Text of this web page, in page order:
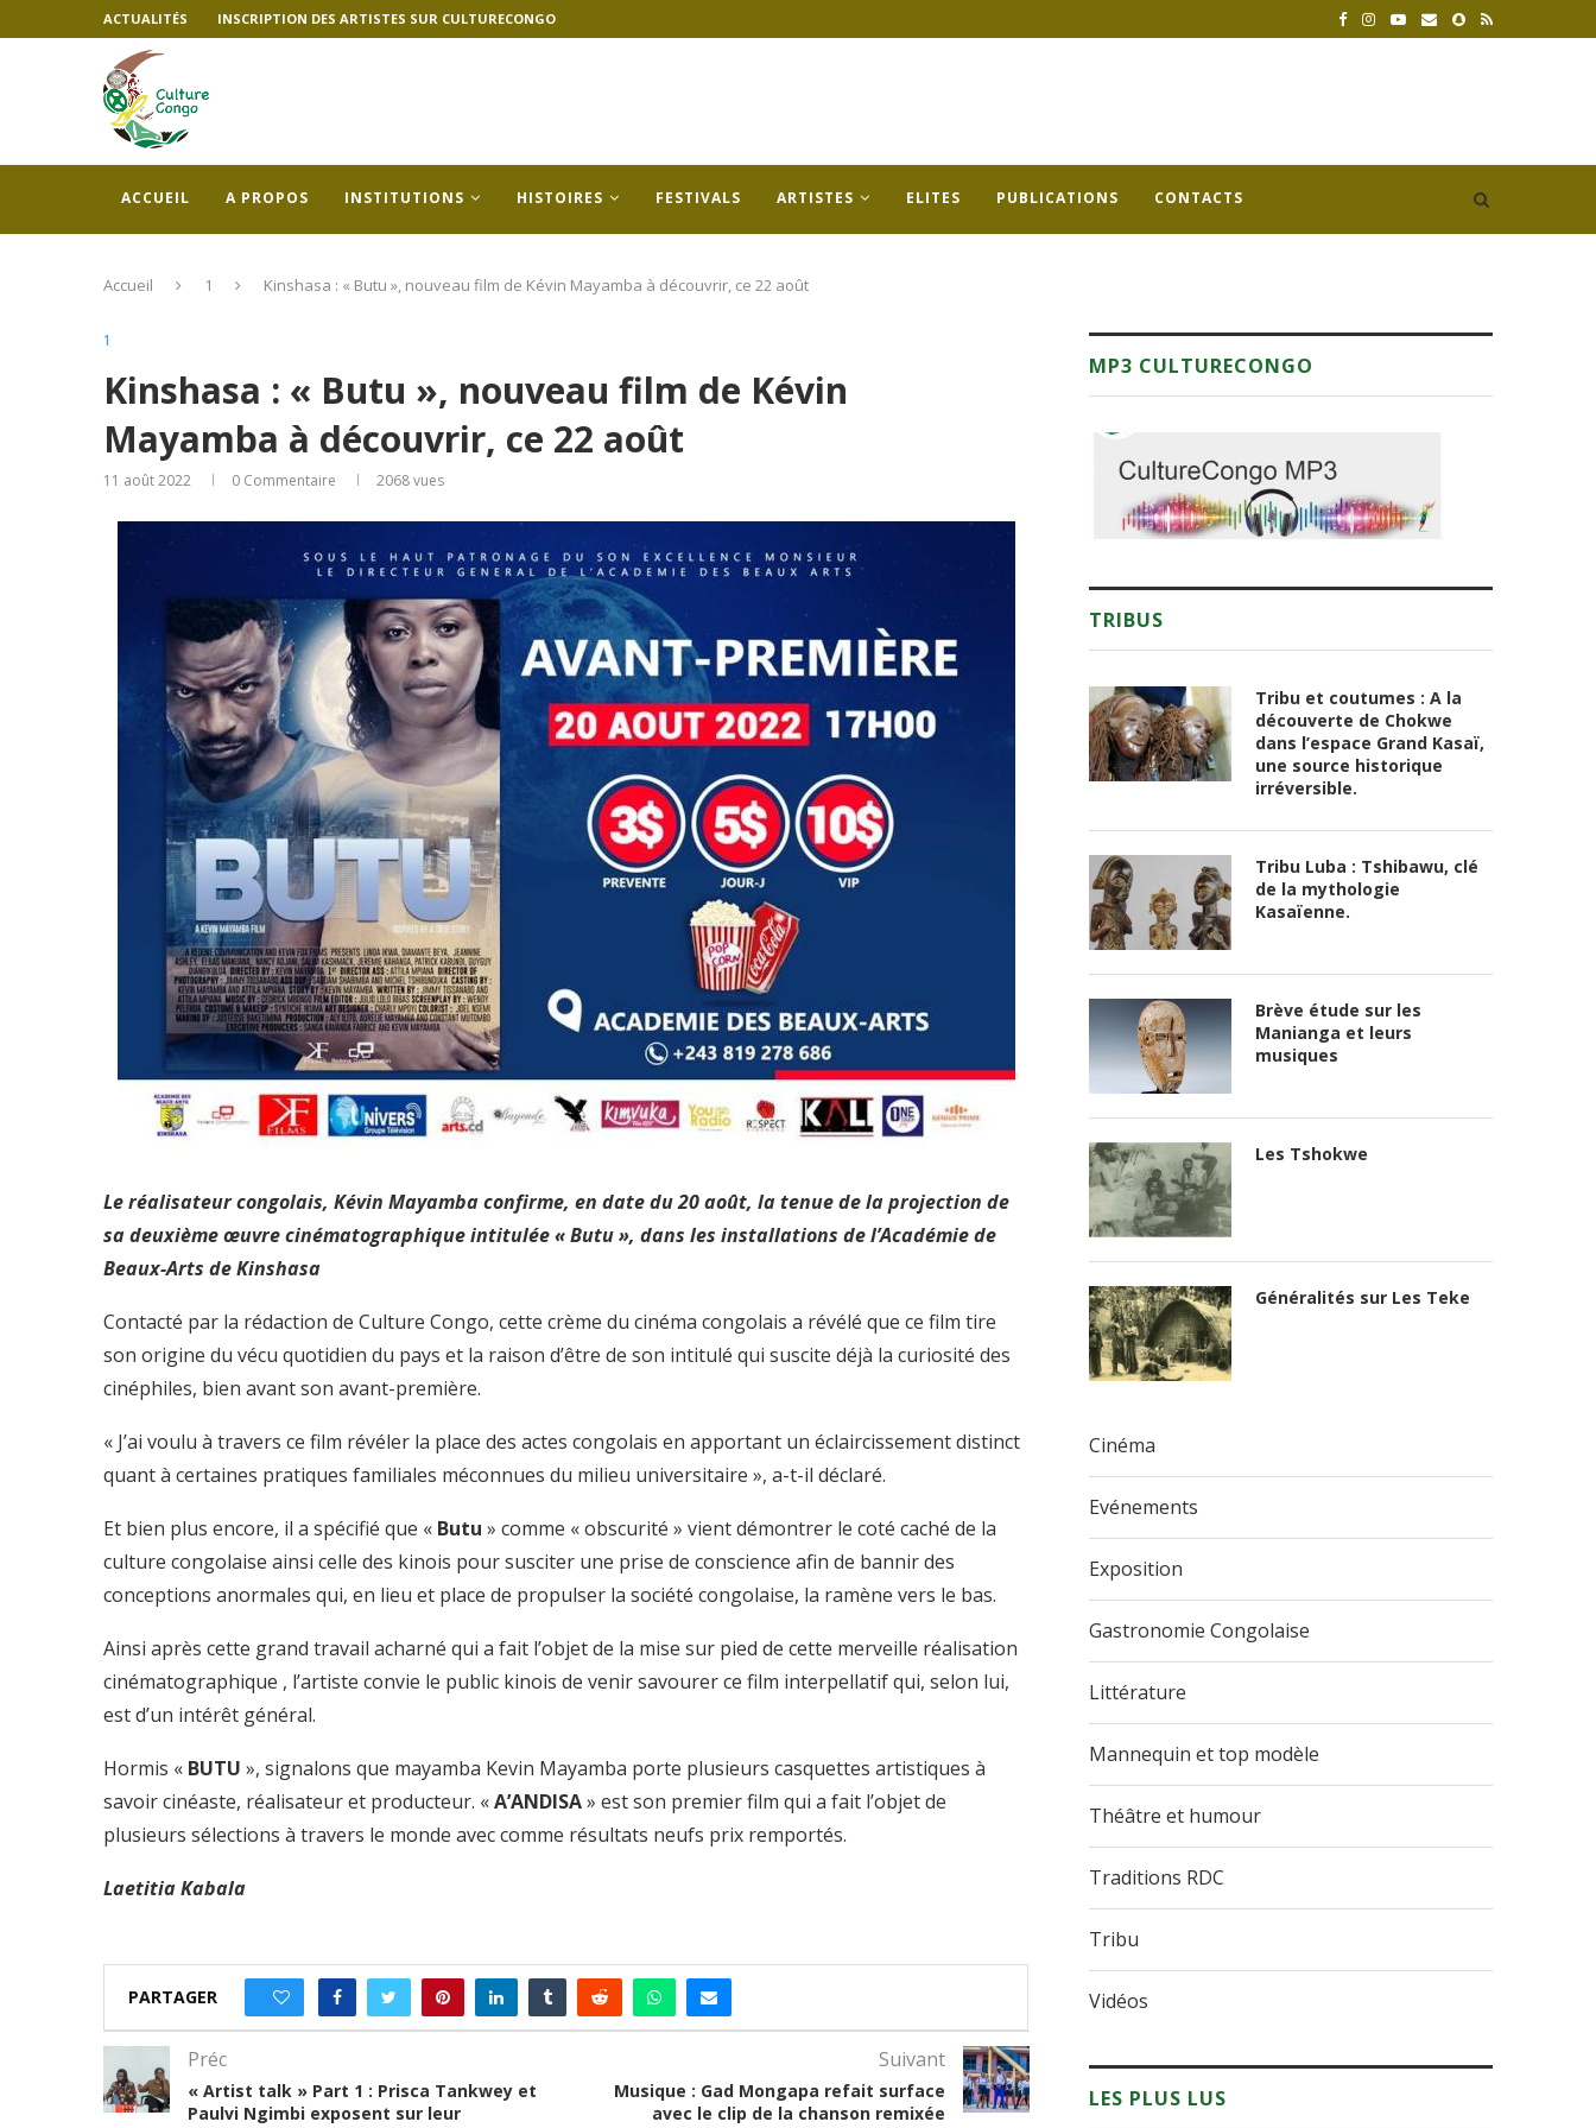
ACTUALITÉS INSCRIPTION DES ARTISTES SUR CULTURECONGO
ACCUEIL A PROPOS INSTITUTIONS HISTOIRES FESTIVALS ARTISTES ELITES PUBLICATIONS CONTACTS
Accueil 1 Kinshasa : « Butu », nouveau film de Kévin Mayamba à découvrir, ce 22 août
1
Kinshasa : « Butu », nouveau film de Kévin
Mayamba à découvrir, ce 22 août
11 août 2022 0 Commentaire 2068vues
Le réalisateur congolais, Kévin Mayamba confirme, en date du 20 août, la tenue de la projection de
sa deuxièmeœuvre cinématographique intitulée « Butu », dans les installations de l’Académie de
Beaux-Arts de Kinshasa
Contacté par la rédaction de Culture Congo, cette crème du cinéma congolais a révélé que ce film tire
son origine du vécu quotidien du pays et la raison d’être de son intitulé qui suscite déjà la curiosité des
cinéphiles, bien avant son avant-première.
« J’ai voulu à travers ce film révéler la place des actes congolais en apportant un éclaircissement distinct
quant à certaines pratiques familiales méconnues du milieu universitaire », a-t-il déclaré.
Et bien plus encore, il a spécifié que « Butu » comme « obscurité » vient démontrer le coté caché de la
culture congolaise ainsi celle des kinois pour susciter une prise de conscience afin de bannir des
conceptions anormales qui, en lieu et place de propulser la société congolaise, la ramène vers le bas.
Ainsi après cette grand travail acharné qui a fait l’objet de la mise sur pied de cette merveille réalisation
cinématographique , l’artiste convie le public kinois de venir savourer ce film interpellatif qui, selon lui,
est d’un intérêt général.
Hormis « BUTU », signalons que mayamba Kevin Mayamba porte plusieurs casquettes artistiques à
savoir cinéaste, réalisateur et producteur. «A’ANDISA» est son premier film qui a fait l’objet de
plusieurs sélections à travers le monde avec comme résultats neufs prix remportés.
Laetitia Kabala
PARTAGER
Préc
« Artist talk » Part 1 : Prisca Tankwey et
Paulvi Ngimbi exposent sur leur
Suivant
Musique : Gad Mongapa refait surface
avec le clip de la chanson remixée
MP3 CULTURECONGO
TRIBUS
Tribu et coutumes : A la
découverte de Chokwe
dans l’espace Grand Kasaï,
une source historique
irréversible.
Tribu Luba : Tshibawu, clé
de la mythologie
Kasaïenne.
Brève étude sur les
Manianga et leurs
musiques
Les Tshokwe
Généralités sur Les Teke
Cinéma
Evénements
Exposition
Gastronomie Congolaise
Littérature
Mannequin et top modèle
Théâtre et humour
Traditions RDC
Tribu
Vidéos
LES PLUS LUS